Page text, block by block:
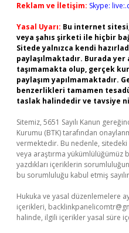
Reklam ve İletişim: Skype:
Yasal Uyarı: Bu internet
veya şahıs şirketi ile hiçbir
Sitede yalnızca kendi
paylaşılmaktadır. Burada
taşımamakta olup, gerçek
paylaşım yapılmamaktadır.
benzerlikleri tamamen
taslak halindedir ve tavsiye
Sitemiz, 5651 Sayılı Kanun
Kurumu (BTK) tarafından
vermektedir. Bu nedenle,
veya araştırma yükümlülüğümüz
yazdıkları içeriklerin
bu sorumluluğu kabul etmiş
Hukuka ve yasal düzenlemelere
içerikleri,
halinde, ilgili içerikler yasal süre